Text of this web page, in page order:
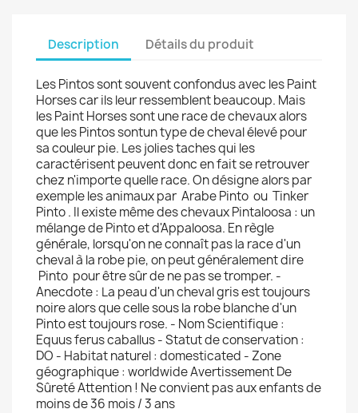
Description Détails du produit
Les Pintos sont souvent confondus avec les Paint
Horses car ils leur ressemblent beaucoup. Mais
les Paint Horses sont une race de chevaux alors
que les Pintos sontun type de cheval élevé pour
sa couleur pie. Les jolies taches qui les
caractérisent peuvent donc en fait se retrouver
chez n'importe quelle race. On désigne alors par
exemple les animaux par Arabe Pinto ou Tinker
Pinto . Il existe même des chevaux Pintaloosa : un
mélange de Pinto et d'Appaloosa. En règle
générale, lorsqu'on ne connaît pas la race d'un
cheval à la robe pie, on peut généralement dire
Pinto pour être sûr de ne pas se tromper. -
Anecdote : La peau d'un cheval gris est toujours
noire alors que celle sous la robe blanche d'un
Pinto est toujours rose. - Nom Scientifique :
Equus ferus caballus - Statut de conservation :
DO - Habitat naturel : domesticated - Zone
géographique : worldwide Avertissement De
Sûreté Attention ! Ne convient pas aux enfants de
moins de 36 mois / 3 ans